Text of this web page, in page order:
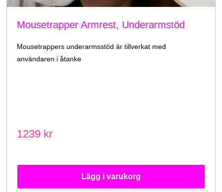
Mousetrapper Armrest, Underarmstöd
Mousetrappers underarmsstöd är tillverkat med
användaren i åtanke
1239 kr
Lägg i varukorg